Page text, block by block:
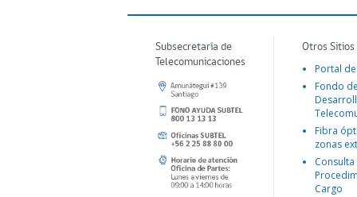
Subsecretaría de
Telecomunicaciones
Otros
Portal
Fondo
Fibra
zonas
Consulta
Cargo